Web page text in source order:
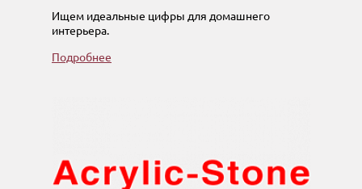
Ищем идеальные цифры для домашнего
интерьера.
Подробнее